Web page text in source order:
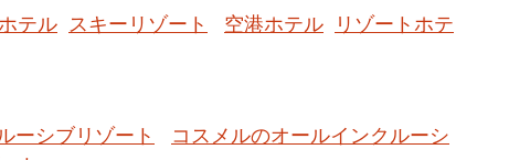
テル スキーリゾート 空港ホテル
リゾートホテ
ーシブリゾート
コスメルのオールインクルーシ